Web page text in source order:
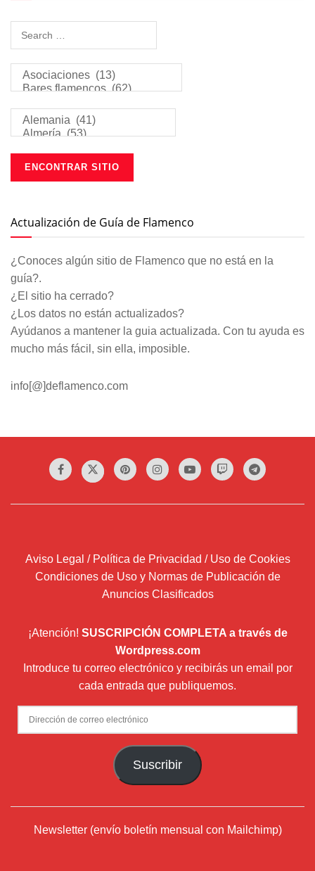
Actualización de Guía de Flamenco
¿Conoces algún sitio de Flamenco que no está en la
guía?.
¿El sitio ha cerrado?
¿Los datos no están actualizados?
Ayúdanos a mantener la guia actualizada. Con tu ayuda es
mucho más fácil, sin ella, imposible.
info[@]deflamenco.com
Aviso Legal / Política de Privacidad / Uso de Cookies
Condiciones de Uso y Normas de Publicación de
Anuncios Clasificados
¡Atención! SUSCRIPCIÓN COMPLETA a través de
Wordpress.com
Introduce tu correo electrónico y recibirás un email por
cada entrada que publiquemos.
Dirección
de
Suscribir
Newsletter (envío boletín mensual con Mailchimp)